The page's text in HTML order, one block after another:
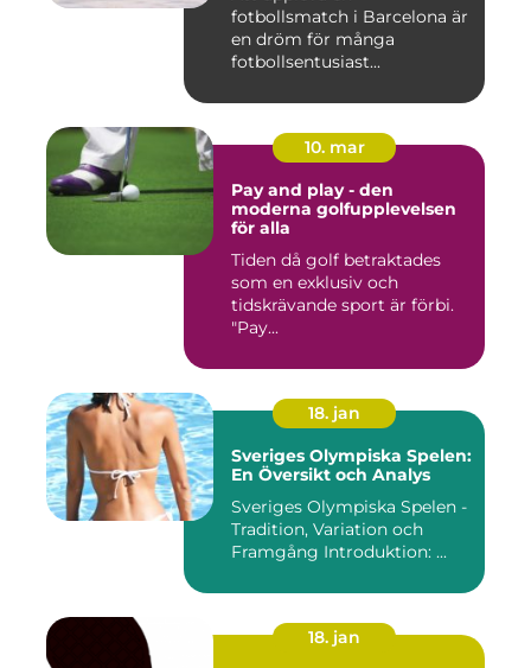
fotbollsmatch i Barcelona är
en dröm för många
fotbollsentusiast...
10. mar
Pay and play - den
moderna golfupplevelsen
för alla
Tiden då golf betraktades
som en exklusiv och
tidskrävande sport är förbi.
"Pay...
18. jan
Sveriges Olympiska Spelen:
En Översikt och Analys
Sveriges Olympiska Spelen -
Tradition, Variation och
Framgång Introduktion: ...
18. jan